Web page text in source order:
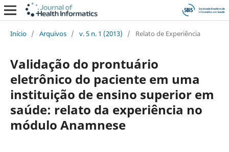
Início / Arquivos / v. 5 n. 1 (2013) / Relato de Experiência
Validação do prontuário
eletrônico do paciente em uma
instituição de ensino superior em
saúde: relato da experiência no
módulo Anamnese